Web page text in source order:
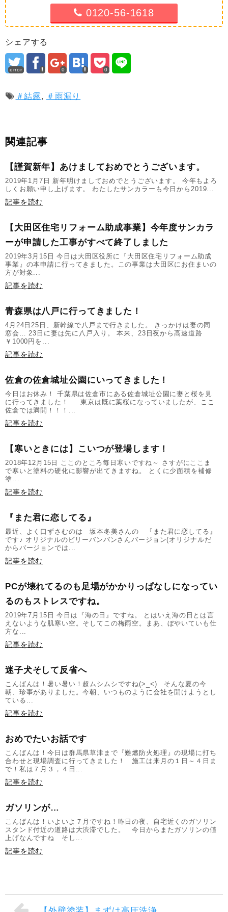
0120-56-1618
シェアする
error 0 0
＃結露, ＃雨漏り
関連記事
【謹賀新年】あけましておめでとうございます。
2019年1月7日 新年明けましておめでとうございます。 今年もよろ
しくお願い申し上げます。 わたしたサンカラーも今日から2019...
記事を読む
【大田区住宅リフォーム助成事業】今年度サンカラ
ーが申請した工事がすべて終了しました
2019年3月15日 今日は大田区役所に『大田区住宅リフォーム助成
事業』の本申請に行ってきました。この事業は大田区にお住まいの
方が対象...
記事を読む
青森県は八戸に行ってきました！
4月24日25日、新幹線で八戸まで行きました。 きっかけは妻の同
窓会… 23日に妻は先に八戸入り。 本来、23日夜から高速道路
￥1000円を...
記事を読む
佐倉の佐倉城址公園にいってきました！
今日はお休み！ 千葉県は佐倉市にある佐倉城址公園に妻と桜を見
に行ってきました！ 東京は既に葉桜になっていましたが、ここ
佐倉では満開！！！...
記事を読む
【寒いときには】こいつが登場します！
2018年12月15日 ここのところ毎日寒いですね～ さすがにここま
で寒いと塗料の硬化に影響が出てきますね。 とくに少面積を補修
塗...
記事を読む
『また君に恋してる』
最近、よく口ずさむのは 坂本冬美さんの 『また君に恋してる』
です♪ オリジナルのビリーバンバンさんバージョン(オリジナルだ
からバージョンでは...
記事を読む
PCが壊れてるのも足場がかかりっぱなしになってい
るのもストレスですね。
2019年7月15日 今日は『海の日』ですね。 とはいえ海の日とは言
えないような肌寒い空。そしてこの梅雨空。まあ、ぼやいていも仕
方な...
記事を読む
迷子犬そして反省へ
こんばんは！暑い暑い！超ムシムシですね(>_<) そんな夏の今
朝、珍事がありました。今朝、いつものように会社を開けようとし
ている...
記事を読む
おめでたいお話です
こんばんは！今日は群馬県草津まで『難燃防火処理』の現場に打ち
合わせと現場調査に行ってきました！ 施工は来月の１日～４日ま
で！私は７月３，４日...
記事を読む
ガソリンが…
こんばんは！いよいよ７月ですね！昨日の夜、自宅近くのガソリン
スタンド付近の道路は大渋滞でした。 今日からまたガソリンの値
上げなんですね そし...
記事を読む